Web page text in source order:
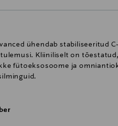
ühendab stabiliseeritud
Kliiniliselt on
fütoeksosoome ja